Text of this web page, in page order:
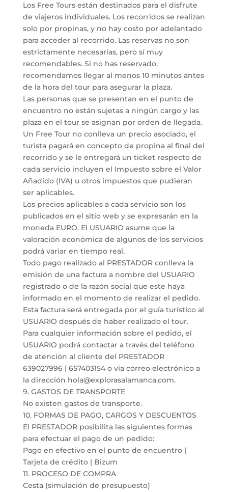
Los Free Tours están destinados para el disfrute
de viajeros individuales. Los recorridos se realizan
solo por propinas, y no hay costo por adelantado
para acceder al recorrido. Las reservas no son
estrictamente necesarias, pero sí muy
recomendables. Si no has reservado,
recomendamos llegar al menos 10 minutos antes
de la hora del tour para asegurar la plaza.
Las personas que se presentan en el punto de
encuentro no están sujetas a ningún cargo y las
plaza en el tour se asignan por orden de llegada.
Un Free Tour no conlleva un precio asociado, el
turista pagará en concepto de propina al final del
recorrido y se le entregará un ticket respecto de
cada servicio incluyen el Impuesto sobre el Valor
Añadido (IVA) u otros impuestos que pudieran
ser aplicables.
Los precios aplicables a cada servicio son los
publicados en el sitio web y se expresarán en la
moneda EURO. El USUARIO asume que la
valoración económica de algunos de los servicios
podrá variar en tiempo real.
Todo pago realizado al PRESTADOR conlleva la
emisión de una factura a nombre del USUARIO
registrado o de la razón social que este haya
informado en el momento de realizar el pedido.
Esta factura será entregada por el guía turístico al
USUARIO después de haber realizado el tour.
Para cualquier información sobre el pedido, el
USUARIO podrá contactar a través del teléfono
de atención al cliente del PRESTADOR
639027996 | 657403154 o vía correo electrónico a
la dirección hola@explorasalamanca.com.
9. GASTOS DE TRANSPORTE
No existen gastos de transporte.
10. FORMAS DE PAGO, CARGOS Y DESCUENTOS
El PRESTADOR posibilita las siguientes formas
para efectuar el pago de un pedido:
Pago en efectivo en el punto de encuentro |
Tarjeta de crédito | Bizum
11. PROCESO DE COMPRA
Cesta (simulación de presupuesto)